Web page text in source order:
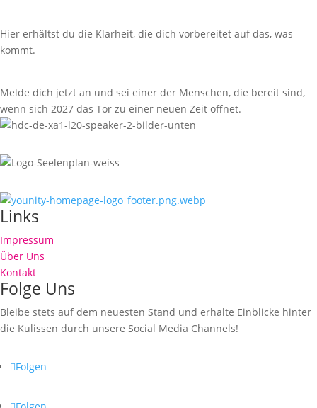
Hier erhältst du die Klarheit, die dich vorbereitet auf das, was
kommt.
Melde dich jetzt an und sei einer der Menschen, die bereit sind,
wenn sich 2027 das Tor zu einer neuen Zeit öffnet.
Links
Impressum
Über Uns
Kontakt
Folge Uns
Bleibe stets auf dem neuesten Stand und erhalte Einblicke hinter
die Kulissen durch unsere Social Media Channels!
Folgen